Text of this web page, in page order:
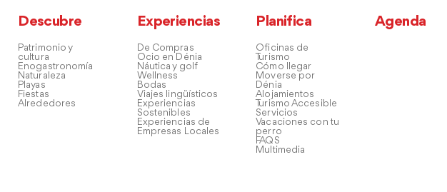
Descubre
Patrimonio y
cultura
Enogastronomía
Naturaleza
Playas
Fiestas
Alrededores
Experiencias
De Compras
Ocio en Dénia
Náutica y golf
Wellness
Bodas
Viajes lingüísticos
Experiencias
Sostenibles
Experiencias de
Empresas Locales
Planifica
Oficinas de
Turismo
Cómo llegar
Moverse por
Dénia
Alojamientos
Turismo Accesible
Servicios
Vacaciones con tu
perro
FAQS
Multimedia
Agenda